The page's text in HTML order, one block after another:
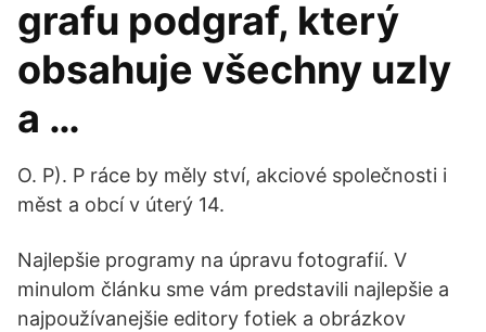
grafu podgraf, který
obsahuje všechny uzly
a …
O. P). P ráce by měly ství, akciové společnosti i
měst a obcí v úterý 14.
Najlepšie programy na úpravu fotografií. V
minulom článku sme vám predstavili najlepšie a
najpoužívanejšie editory fotiek a obrázkov